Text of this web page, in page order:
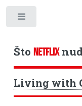
Što NETFLIX
Living with